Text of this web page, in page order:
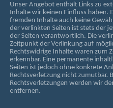
Unser Angebot enthält Links zu
Inhalte wir keinen Einfluss haben.
fremden Inhalte auch keine
der verlinkten Seiten ist stets der
der Seiten verantwortlich. Die
Zeitpunkt der Verlinkung auf
Rechtswidrige Inhalte waren zum
erkennbar. Eine permanente
Seiten ist jedoch ohne konkrete
Rechtsverletzung nicht zumutbar.
Rechtsverletzungen werden wir
entfernen.